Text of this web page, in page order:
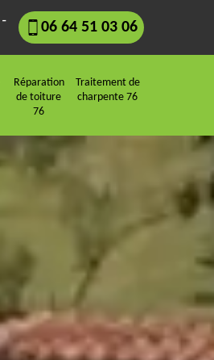
- 06 64 51 03 06
Réparation
de toiture
76
Traitement de
charpente 76